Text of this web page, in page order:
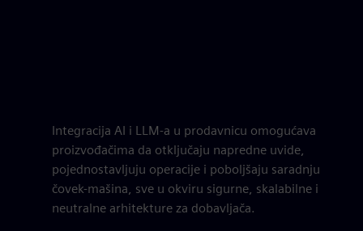
Integracija AI i LLM-a u prodavnicu omogućava
proizvođačima da otključaju napredne uvide,
pojednostavljuju operacije i poboljšaju saradnju
čovek-mašina, sve u okviru sigurne, skalabilne i
neutralne arhitekture za dobavljača.